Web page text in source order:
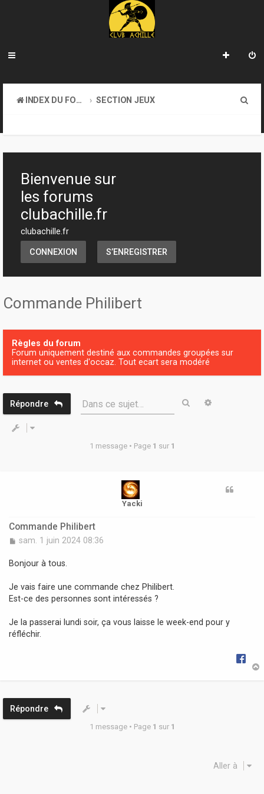
INDEX DU FORUM
SECTION JEUX
h
Bienvenue sur
les forums
clubachille.fr
clubachille.fr
CONNEXION S’ENREGISTRER
Commande Philibert
Règles du forum
Forum uniquement destiné aux commandes groupées sur
internet ou ventes d'occaz. Tout ecart sera modéré
Répondre Dans ce sujet… Rechercher
1 message • Page 1 sur 1
Yacki
Commande Philibert
M
s
g
e
sam. 1 juin 2024 08:36
Bonjour à tous.
Je vais faire une commande chez Philibert.
Est-ce des personnes sont intéressés ?
Je la passerai lundi soir, ça vous laisse le week-end pour y
réfléchir.
Répondre
1 message • Page 1 sur 1
Aller à